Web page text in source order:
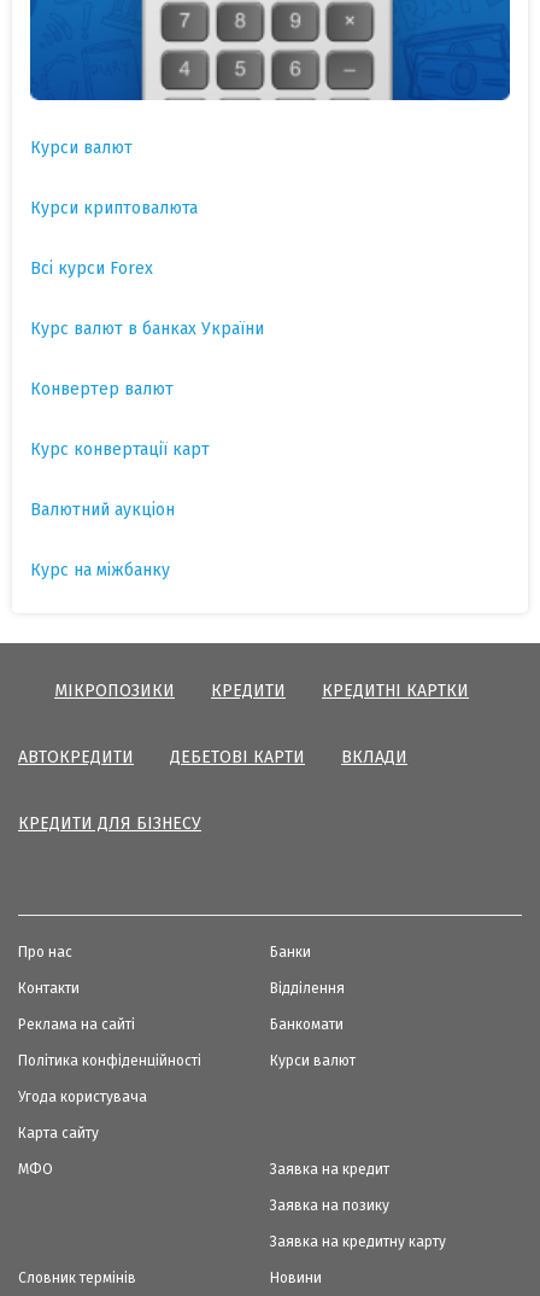
Курси валют
Курси криптовалюта
Всі курси Forex
Курс валют в банках України
Конвертер валют
Курс конвертації карт
Валютний аукціон
Курс на міжбанку
МІКРОПОЗИКИ КРЕДИТИ КРЕДИТНІ КАРТКИ
АВТОКРЕДИТИ ДЕБЕТОВІ КАРТИ ВКЛАДИ
КРЕДИТИ ДЛЯ БІЗНЕСУ
Про нас
Контакти
Реклама на сайті
Політика конфіденційності
Угода користувача
Карта сайту
Банки
Відділення
Банкомати
Курси валют
МФО Заявка на кредит
Заявка на позику
Заявка на кредитну карту
Словник термінів Новини